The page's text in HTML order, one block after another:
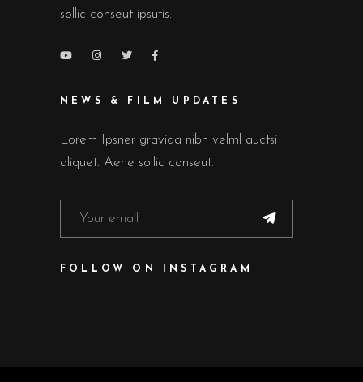
sollic conseut ipsutis.
NEWS & FILM UPDATES
Lorem Ipsner gravida nibh velml auctsi
aliquet. Aene sollic conseut.
FOLLOW ON INSTAGRAM